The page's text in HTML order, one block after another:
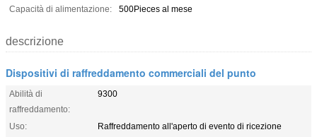
Capacità di alimentazione:
500Pieces al mese
descrizione
Dispositivi di raffreddamento commerciali del punto
Abilità di
raffreddamento:
9300
Uso:
Raffreddamento all'aperto di evento di ricezione